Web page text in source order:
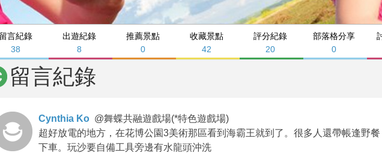
留言紀錄
38
出遊紀錄
8
推薦景點
0
收藏景點
42
評分紀錄
20
部落格分享
0
留言紀錄
Cynthia Ko @舞蝶共融遊戲場(*特色遊戲場)
超好放電的地方，在花博公園3美術那區看到海霸王就到了。很多人還帶帳逢野
下車。玩沙要自備工具旁邊有水龍頭沖洗